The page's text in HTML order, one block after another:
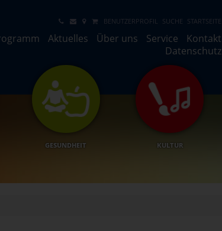
BENUTZERPROFIL SUCHE STARTSEITE
Aktuelles Über uns Service
Kontakt
Datenschutz
GESUNDHEIT KULTUR